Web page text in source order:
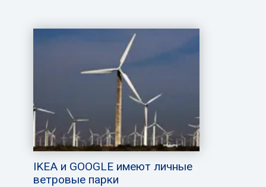
IKEA и GOOGLE имеют личные
ветровые парки